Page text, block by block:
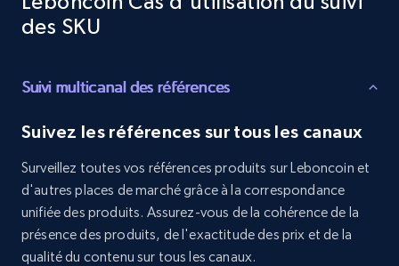
Target - Discover products by specified
Rating, Reviews count, Initial price, Discount,
1.3K+ 175+ Commencer
Zara - Products
des SKU
Suivi multicanal des références
Suivez les références sur tous les canaux
Surveillez toutes vos références produits sur Leboncoin et
d'autres places de marché grâce à la correspondance
unifiée des produits. Assurez-vous de la cohérence de la
présence des produits, de l'exactitude des prix et de la
qualité du contenu sur tous les canaux.